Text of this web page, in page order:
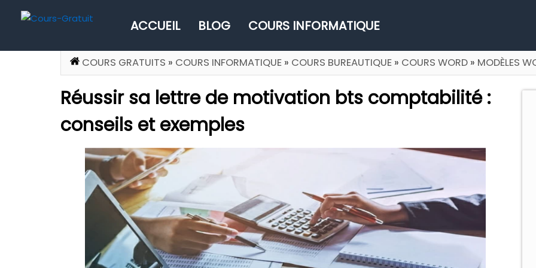
ACCUEIL BLOG COURS INFORMATIQUE
COURS GRATUITS » COURS INFORMATIQUE » COURS BUREAUTIQUE » COURS WORD » MODÈLES
Réussir sa lettre de motivation bts comptabilité :
conseils et exemples